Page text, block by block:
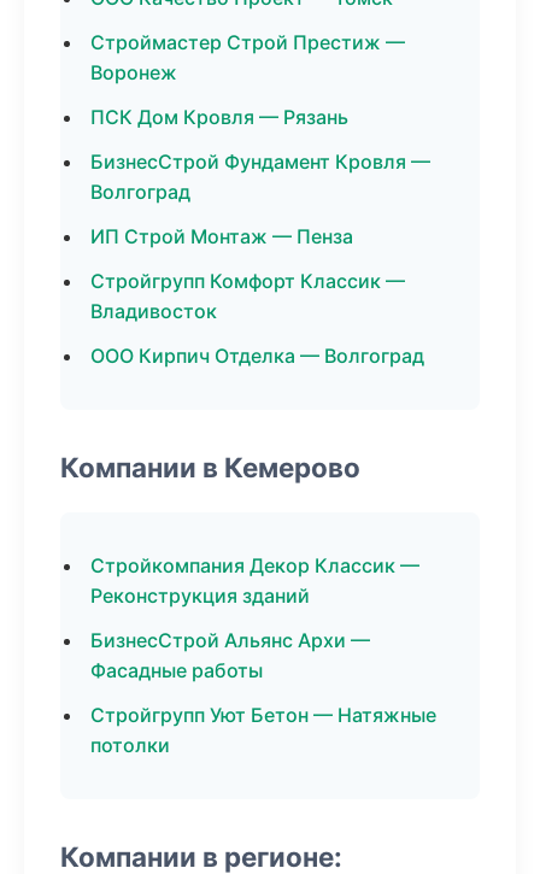
Строймастер Строй Престиж —
Воронеж
ПСК Дом Кровля — Рязань
БизнесСтрой Фундамент Кровля —
Волгоград
ИП Строй Монтаж — Пенза
Стройгрупп Комфорт Классик —
Владивосток
ООО Кирпич Отделка — Волгоград
Компании в Кемерово
Стройкомпания Декор Классик —
Реконструкция зданий
БизнесСтрой Альянс Архи —
Фасадные работы
Стройгрупп Уют Бетон — Натяжные
потолки
Компании в регионе: